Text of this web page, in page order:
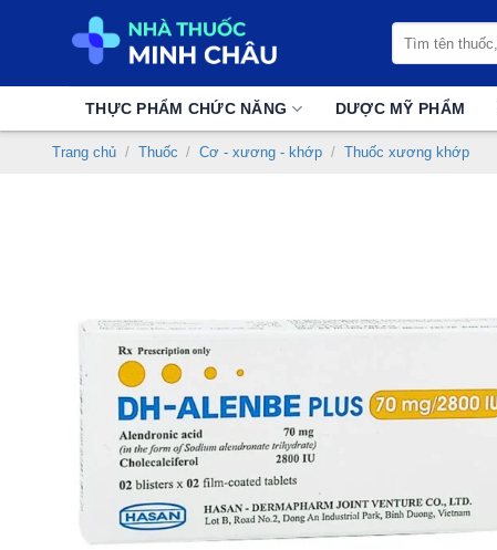
kiếm:
THỰC PHẨM CHỨC NĂNG DƯỢC MỸ PHẨM
Trang chủ / Thuốc / Cơ - xương - khớp / Thuốc xương khớp